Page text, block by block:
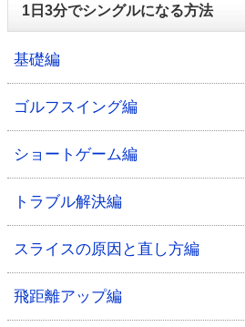
1日3分でシングルになる方法
基礎編
ゴルフスイング編
ショートゲーム編
トラブル解決編
スライスの原因と直し方編
飛距離アップ編